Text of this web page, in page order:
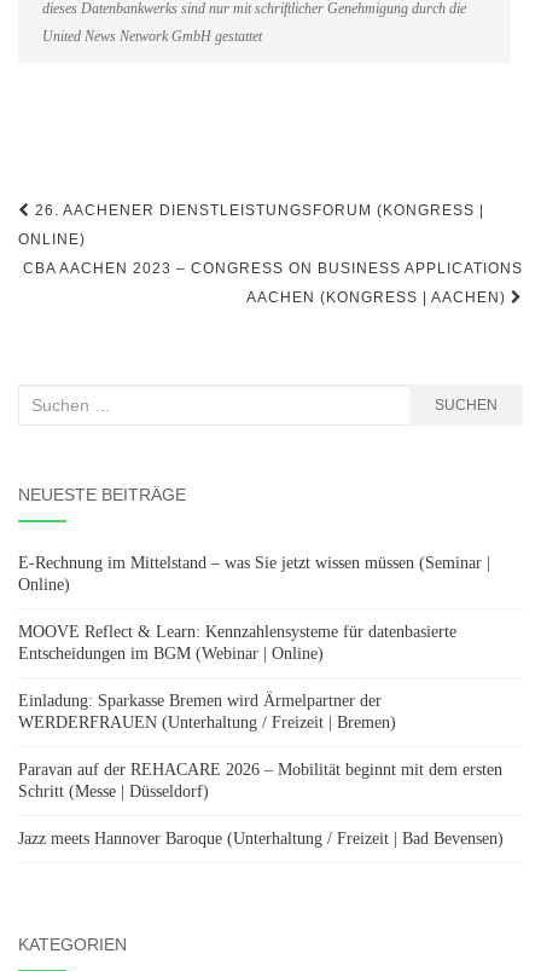
dieses Datenbankwerks sind nur mit schriftlicher Genehmigung durch die
United News Network GmbH gestattet
Beitragsnavigation
26. AACHENER DIENSTLEISTUNGSFORUM (KONGRESS |
ONLINE)
CBA AACHEN 2023 – CONGRESS ON BUSINESS APPLICATIONS
AACHEN (KONGRESS | AACHEN)
Suchen
SUCHEN
NEUESTE BEITRÄGE
E-Rechnung im Mittelstand – was Sie jetzt wissen müssen (Seminar |
Online)
MOOVE Reflect & Learn: Kennzahlensysteme für datenbasierte
Entscheidungen im BGM (Webinar | Online)
Einladung: Sparkasse Bremen wird Ärmelpartner der
WERDERFRAUEN (Unterhaltung / Freizeit | Bremen)
Paravan auf der REHACARE 2026 – Mobilität beginnt mit dem ersten
Schritt (Messe | Düsseldorf)
Jazz meets Hannover Baroque (Unterhaltung / Freizeit | Bad Bevensen)
KATEGORIEN